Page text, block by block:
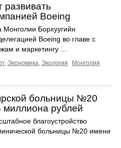
развивать
Boeing
Монголии Борхуугийн
Boeing во главе с
и маркетингу ...
, Экономика, Экология
Монголия
больницы №20
миллиона рублей
благоустройство
больницы №20 имени